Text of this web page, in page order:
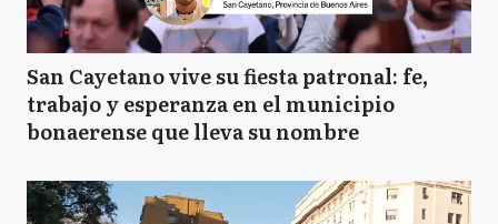
San Cayetano vive su fiesta patronal: fe,
trabajo y esperanza en el municipio
bonaerense que lleva su nombre